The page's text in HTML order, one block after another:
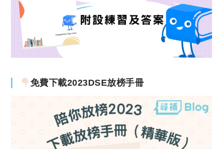
免費下載2023DSE放榜手冊